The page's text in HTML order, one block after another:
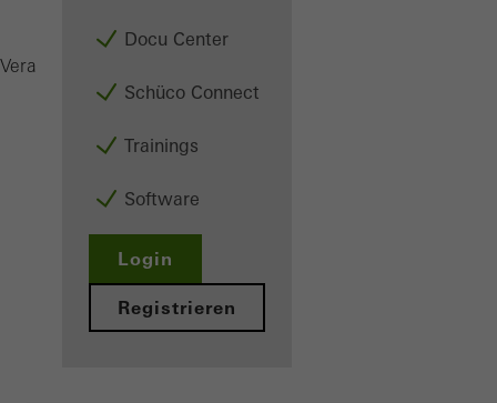
Docu Center
Schüco Connect
Trainings
Software
Login
Registrieren
Verarbeiter